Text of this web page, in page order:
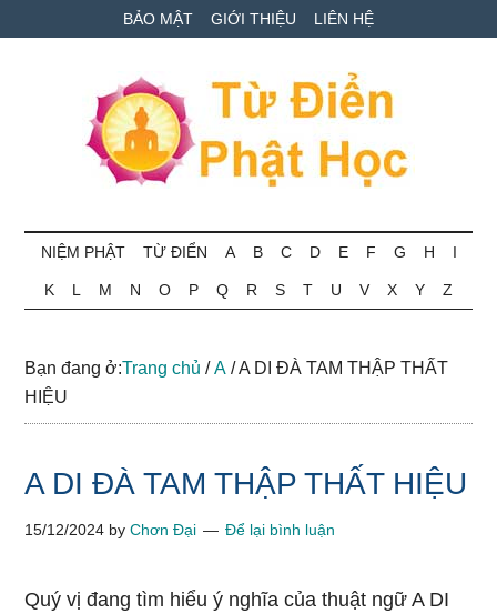
to
to
qua
BẢO MẬT GIỚI THIỆU LIÊN HỆ
Từ
điển
Phật
học
ngữ
online
NIỆM PHẬT TỪ ĐIỂN A B C D E F G H I
K L M N O P Q R S T U V X Y Z
Bạn đang ở:Trang chủ / A /A DI ĐÀ TAM THẬP THẤT
HIỆU
A DI ĐÀ TAM THẬP THẤT HIỆU
15/12/2024 byChơn Đại Để lại bình luận
Quý vị đang tìm hiểu ý nghĩa của thuật ngữ A DI